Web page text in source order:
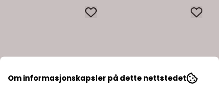
Om informasjonskapsler på dette nettstedet